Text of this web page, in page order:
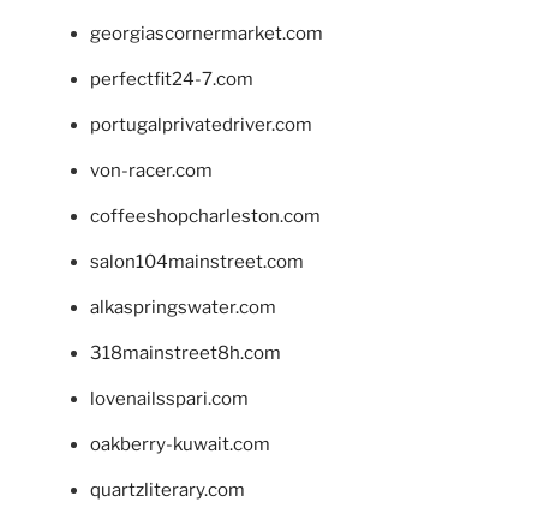
georgiascornermarket.com
perfectfit24-7.com
portugalprivatedriver.com
von-racer.com
coffeeshopcharleston.com
salon104mainstreet.com
alkaspringswater.com
318mainstreet8h.com
lovenailsspari.com
oakberry-kuwait.com
quartzliterary.com